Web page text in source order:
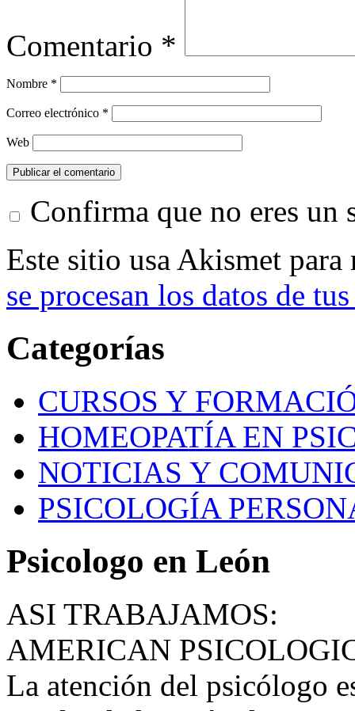
Comentario *
Nombre *
Correo electrónico *
Web
Confirma que no eres un
Este sitio usa Akismet
se procesan los datos de
Categorías
CURSOS Y
HOMEOPATÍA EN
NOTICIAS Y
PSICOLOGÍA
Psicologo en León
ASI TRABAJAMOS:
AMERICAN
La atención del psicólogo